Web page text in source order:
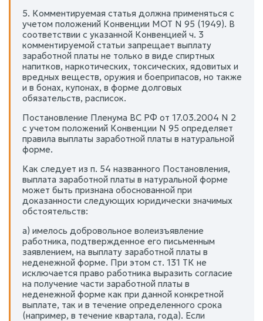
5. Комментируемая статья должна применяться с
учетом положений Конвенции МОТ N 95 (1949). В
соответствии с указанной Конвенцией ч. 3
комментируемой статьи запрещает выплату
заработной платы не только в виде спиртных
напитков, наркотических, токсических, ядовитых и
вредных веществ, оружия и боеприпасов, но также
и в бонах, купонах, в форме долговых
обязательств, расписок.
Постановление Пленума ВС РФ от 17.03.2004 N 2
с учетом положений Конвенции N 95 определяет
правила выплаты заработной платы в натуральной
форме.
Как следует из п. 54 названного Постановления,
выплата заработной платы в натуральной форме
может быть признана обоснованной при
доказанности следующих юридически значимых
обстоятельств:
а) имелось добровольное волеизъявление
работника, подтвержденное его письменным
заявлением, на выплату заработной платы в
неденежной форме. При этом ст. 131 ТК не
исключается право работника выразить согласие
на получение части заработной платы в
неденежной форме как при данной конкретной
выплате, так и в течение определенного срока
(например, в течение квартала, года). Если